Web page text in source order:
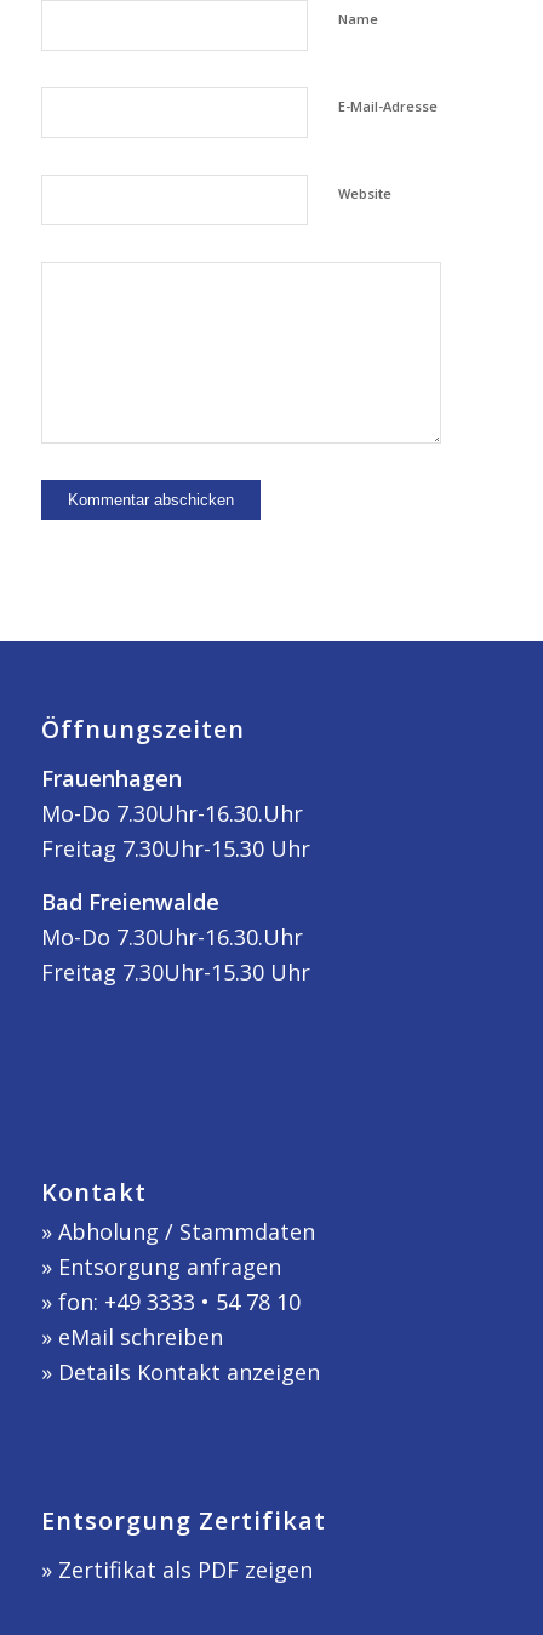
Name
E-Mail-Adresse
Website
Öffnungszeiten
Frauenhagen
Mo-Do 7.30Uhr-16.30.Uhr
Freitag 7.30Uhr-15.30 Uhr
Bad Freienwalde
Mo-Do 7.30Uhr-16.30.Uhr
Freitag 7.30Uhr-15.30 Uhr
Kontakt
» Abholung / Stammdaten
» Entsorgung anfragen
» fon: +49 3333 • 54 78 10
» eMail schreiben
» Details Kontakt anzeigen
Entsorgung Zertifikat
» Zertifikat als PDF zeigen